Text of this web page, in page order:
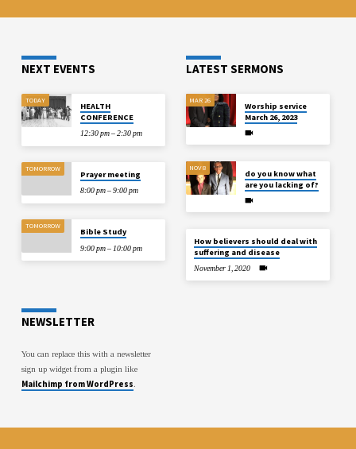
NEXT EVENTS
TODAY
HEALTH
CONFERENCE
12:30 pm – 2:30 pm
TOMORROW
Prayer meeting
8:00 pm – 9:00 pm
TOMORROW
Bible Study
9:00 pm – 10:00 pm
LATEST SERMONS
MAR 26
Worship service
March 26, 2023
NOV 8
do you know what
are you lacking of?
How believers should deal with
suffering and disease
November 1, 2020
NEWSLETTER
You can replace this with a newsletter
sign up widget from a plugin like
Mailchimp from WordPress.